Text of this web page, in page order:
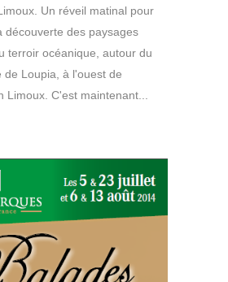
Un réveil matinal pour
découverte des paysages
terroir océanique, autour du
de Loupia, à l'ouest de
Limoux. C'est maintenant...